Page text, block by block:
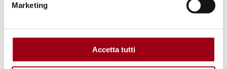
Marketing
Accetta tutti
Or follow it on
YouTube:https://youtu.be/AwVAGCHihY8
Last update:25.03.2022